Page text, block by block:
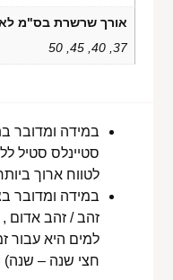
אורך שרשרת בס"מ
37, 40, 45, 50
סטיינלס סטיל
לטווח ארוך
במידה ומדובר
זהב / זהב אדום
למים היא עבור
חצי שנה – שנה)